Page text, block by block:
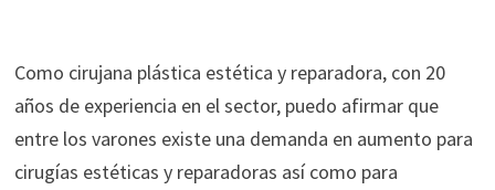
Como cirujana plástica estética y reparadora, con 20
años de experiencia en el sector, puedo afirmar que
entre los varones existe una demanda en aumento para
cirugías estéticas y reparadoras así como para